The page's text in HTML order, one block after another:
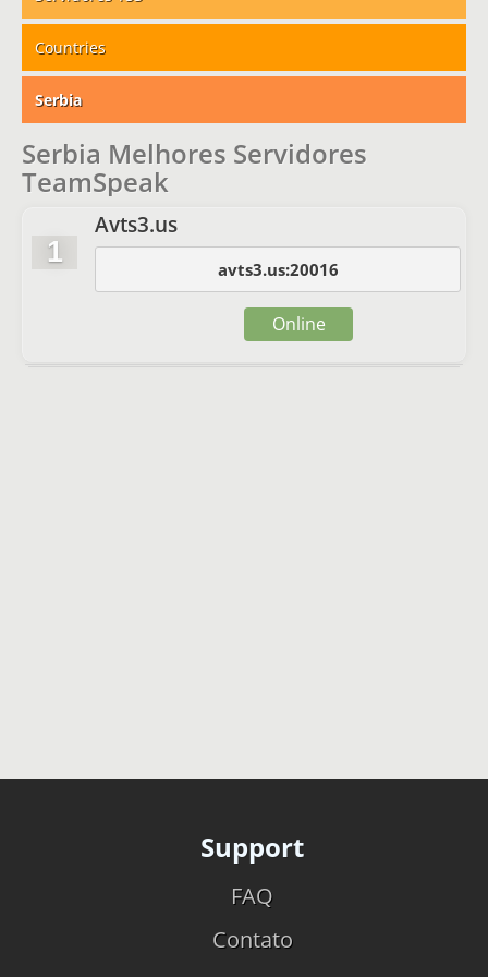
Countries
Serbia
Serbia Melhores Servidores
TeamSpeak
1
Avts3.us
avts3.us:20016
Online
Support
FAQ
Contato